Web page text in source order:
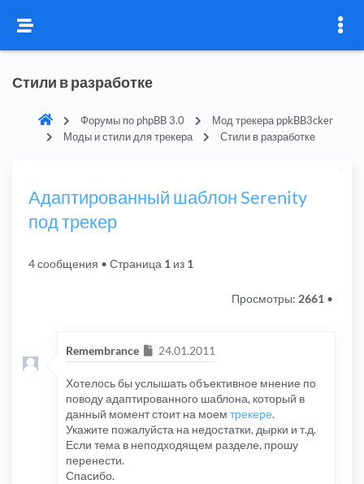
Стили в разработке
Форумы по phpBB 3.0
Мод трекера ppkBB3cker
Моды и стили для трекера
Стили в разработке
Адаптированный шаблон Serenity
под трекер
4 сообщения • Страница 1 из 1
Просмотры: 2661 •
Remembrance Сообщение
24.01.2011
Хотелось бы услышать объективное мнение по
поводу адаптированного шаблона, который в
данный момент стоит на моем трекере.
Укажите пожалуйста на недостатки, дырки и т.д.
Если тема в неподходящем разделе, прошу
перенести.
Спасибо.